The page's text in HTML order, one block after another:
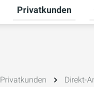
Untermenü für
Privatkunden
Privatkunden Direkt-